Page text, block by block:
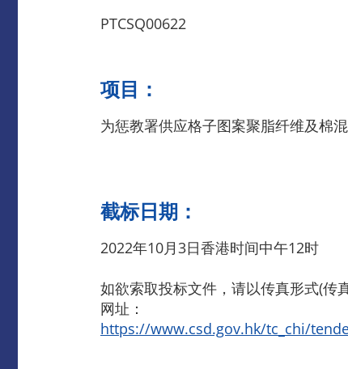
PTCSQ00622
项目：
为惩教署供应格子图案聚脂纤维及棉
截标日期：
2022年10月3日香港时间中午12时
如欲索取投标文件，请以传真形式(传
网址：
https://www.csd.gov.hk/tc_chi/